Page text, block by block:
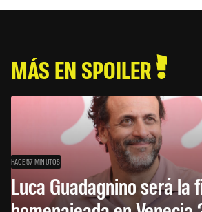
MÁS EN SPOILER
HACE 57 MINUTOS
Luca Guadagnino será la